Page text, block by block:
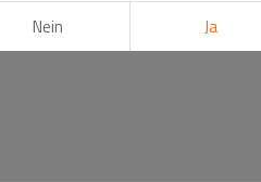
Nein Ja